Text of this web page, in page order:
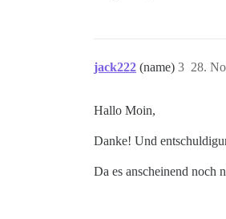
jack222 (name) 28.
3
Hallo Moin,
Danke! Und
Da es anscheinend noch